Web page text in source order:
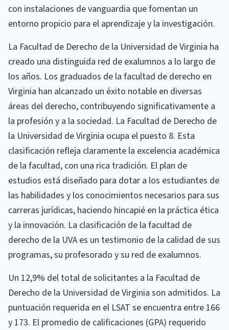
con instalaciones de vanguardia que fomentan un
entorno propicio para el aprendizaje y la investigación.
La Facultad de Derecho de la Universidad de Virginia ha
creado una distinguida red de exalumnos a lo largo de
los años. Los graduados de la facultad de derecho en
Virginia han alcanzado un éxito notable en diversas
áreas del derecho, contribuyendo significativamente a
la profesión y a la sociedad. La Facultad de Derecho de
la Universidad de Virginia ocupa el puesto 8. Esta
clasificación refleja claramente la excelencia académica
de la facultad, con una rica tradición. El plan de
estudios está diseñado para dotar a los estudiantes de
las habilidades y los conocimientos necesarios para sus
carreras jurídicas, haciendo hincapié en la práctica ética
y la innovación. La clasificación de la facultad de
derecho de la UVA es un testimonio de la calidad de sus
programas, su profesorado y su red de exalumnos.
Un 12,9% del total de solicitantes a la Facultad de
Derecho de la Universidad de Virginia son admitidos. La
puntuación requerida en el LSAT se encuentra entre 166
y 173. El promedio de calificaciones (GPA) requerido